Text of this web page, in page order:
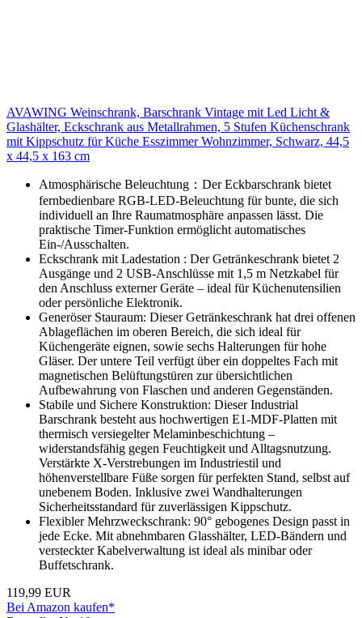
AVAWING Weinschrank, Barschrank Vintage mit Led Licht &
Glashälter, Eckschrank aus Metallrahmen, 5 Stufen Küchenschrank
mit Kippschutz für Küche Esszimmer Wohnzimmer, Schwarz, 44,5
x 44,5 x 163 cm
Atmosphärische Beleuchtung：Der Eckbarschrank bietet
fernbedienbare RGB-LED-Beleuchtung für bunte, die sich
individuell an Ihre Raumatmosphäre anpassen lässt. Die
praktische Timer-Funktion ermöglicht automatisches
Ein-/Ausschalten.
Eckschrank mit Ladestation : Der Getränkeschrank bietet 2
Ausgänge und 2 USB-Anschlüsse mit 1,5 m Netzkabel für
den Anschluss externer Geräte – ideal für Küchenutensilien
oder persönliche Elektronik.
Generöser Stauraum: Dieser Getränkeschrank hat drei offenen
Ablageflächen im oberen Bereich, die sich ideal für
Küchengeräte eignen, sowie sechs Halterungen für hohe
Gläser. Der untere Teil verfügt über ein doppeltes Fach mit
magnetischen Belüftungstüren zur übersichtlichen
Aufbewahrung von Flaschen und anderen Gegenständen.
Stabile und Sichere Konstruktion: Dieser Industrial
Barschrank besteht aus hochwertigen E1-MDF-Platten mit
thermisch versiegelter Melaminbeschichtung –
widerstandsfähig gegen Feuchtigkeit und Alltagsnutzung.
Verstärkte X-Verstrebungen im Industriestil und
höhenverstellbare Füße sorgen für perfekten Stand, selbst auf
unebenem Boden. Inklusive zwei Wandhalterungen
Sicherheitsstandard für zuverlässigen Kippschutz.
Flexibler Mehrzweckschrank: 90° gebogenes Design passt in
jede Ecke. Mit abnehmbaren Glasshälter, LED-Bändern und
versteckter Kabelverwaltung ist ideal als minibar oder
Buffetschrank.
119,99 EUR
Bei Amazon kaufen*